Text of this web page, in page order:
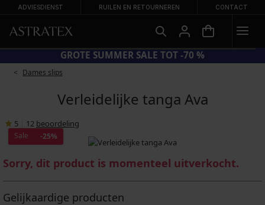
ADVIESDIENST RUILEN EN RETOURNEREN CONTACT
CODE BRA20 = BH'S -20%
Dames slips
Verleidelijke tanga Ava
5 12 beoordeling
Sale -25%
Sorry, dit product is momenteel uitverkocht.
Gelijkaardige producten